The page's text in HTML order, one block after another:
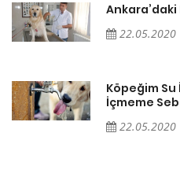
Ankara’daki
22.05.2020
Köpeğim
İçmeme
22.05.2020